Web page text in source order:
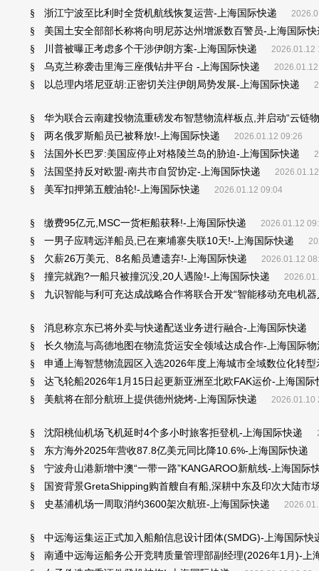
§ 浙江宁波至比利时全货机航线恢复运营-上海国际快递
§ 美国土安全部部长称将向明尼苏达州增派数百警员-上海国际快
§ 川普被曝正考虑多个干涉伊朗方案-上海国际快递 2026.01.12
§ 乌克兰称袭击里海三座俄钻井平台 -上海国际快递
§ 以总理内塔尼亚胡:正密切关注伊朗局势发展-上海国际快递
§ 华为联合云南建投物流重磅发布智慧物流样板点,并启动“云链
§ 两名俄罗斯船员已被释放!-上海国际快递 2026.01.12 09:26
§ 法国外长巴罗:美国应停止对格陵兰岛的胁迫-上海国际快递
§ 法国坚持反对欧盟-南共市自贸协定-上海国际快递
§ 美军扣押第五艘油轮!-上海国际快递 2026.01.12 09:04
§ 缴费95亿元,MSC一货柜船获释!-上海国际快递 2026.01.12
§ 一男子应聘远洋船员,已在柬埔寨失联10天!-上海国际快递
§ 欠薪26万美元、8名船员遭遗弃!-上海国际快递 2026.01.12
§ 撞完就跑?一船只被撞沉没,20人遇险!-上海国际快递
§ 九识智能与利可充达成战略合作将联合开发“智能移动充电机
§ 消息称京东已将外卖与快递配送业务进行融合-上海国际快递
§ 长久物流与高德地图在物流货运安全领域达成合作-上海国际物
§ 申通上海智慧物流园区入选2026年度上海城市全域数位化转
§ 达飞轮船2026年1月15日起更新亚洲至北欧FAK运价-上海国际
§ 美航将在部分航班上提供德州烧烤-上海国际快递 2026.01.10
§ 沈阳桃仙机场飞机延时4个多小时旅客拒登机-上海国际快递
§ 东方海外2025年营收87.8亿美元同比降10.6%-上海国际快递
§ 宁波舟山港新增中澳“一带一路”KANGAROO新航线-上海国际
§ 国资背景GretaShipping购首艘自有船,深耕中东及印次大陆市
§ 史基浦机场一周取消约3600架次航班-上海国际快递
§ 中远海运集运正式加入船舶信息设计团体(SMDG)-上海国际快
§ 南通中远海运船务公开竞聘质量管理部副经理(2026年1月)-上